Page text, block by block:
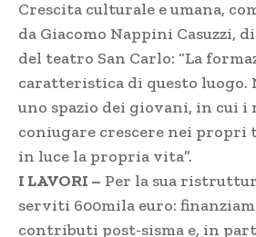
Crescita culturale e umana,
da Giacomo Nappini Casuzzi,
del teatro San Carlo: “La
caratteristica di questo luogo.
uno spazio dei giovani, in cui i
coniugare crescere nei propri
in luce la propria vita”.
I LAVORI – Per la sua
serviti 600mila euro:
contributi post-sisma e, in